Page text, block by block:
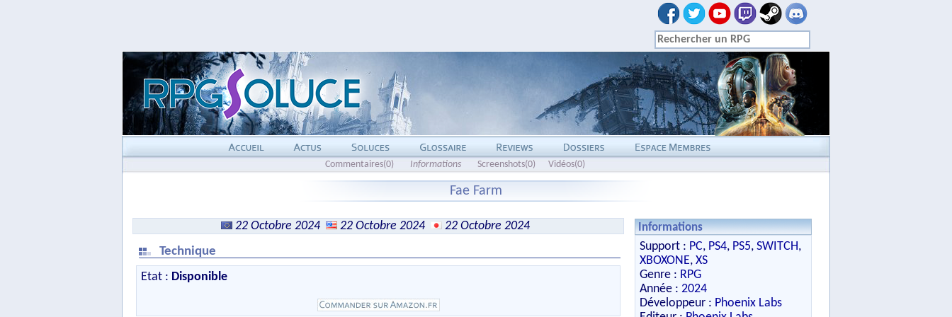
Commentaires(0) Informations Screenshots(0) Vidéos(0)
Fae Farm
22 Octobre 2024 22 Octobre 2024
22 Octobre 2024
Technique
Etat : Disponible
Informations
Support : PC, PS4, PS5, SWITCH,
XBOXONE, XS
Genre : RPG
Année : 2024
Développeur : Phoenix Labs